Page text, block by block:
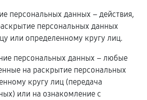
персональных данных – действия,
персональных данных
или определенному кругу лиц.
персональных данных – любые
на раскрытие персональных
кругу лиц (передача
или на ознакомление с